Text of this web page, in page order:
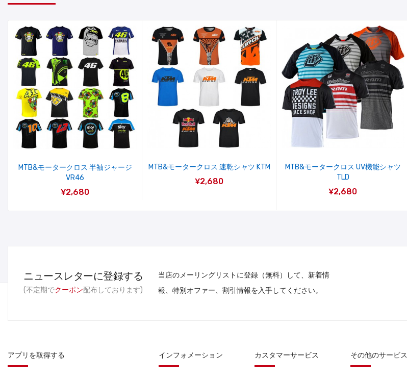
MTB&モータークロス 半袖ジャージ
VR46
¥2,680
MTB&モータークロス 速乾シャツ KTM
¥2,680
MTB&モータークロス UV機能シャツ
TLD
¥2,680
ニュースレターに登録する
(不定期でクーポン配布しております)
当店のメーリングリストに登録（無料）して、新着情
報、特別オファー、割引情報を入手してください。
アプリを取得する インフォメーション カスタマーサービス その他のサービス